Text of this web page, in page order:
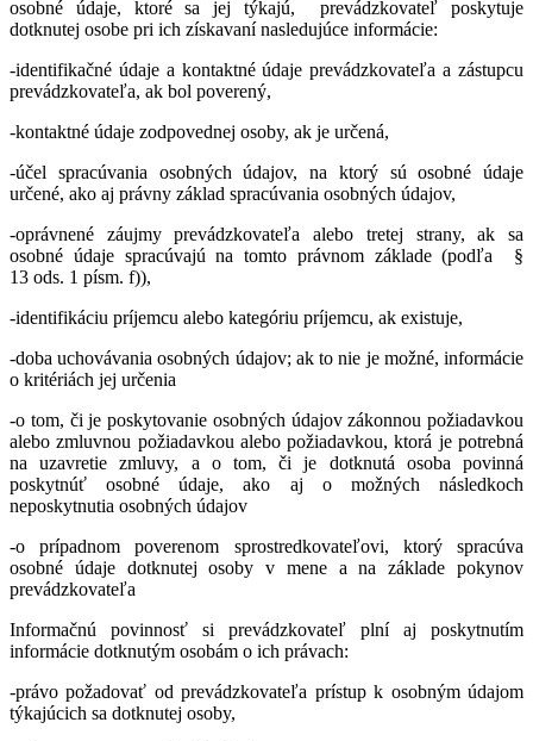
osobné údaje, ktoré sa jej týkajú, prevádzkovateľ poskytuje
dotknutej osobe pri ich získavaní nasledujúce informácie:
-identifikačné údaje a kontaktné údaje prevádzkovateľa a zástupcu
prevádzkovateľa, ak bol poverený,
-kontaktné údaje zodpovednej osoby, ak je určená,
-účel spracúvania osobných údajov, na ktorý sú osobné údaje
určené, ako aj právny základ spracúvania osobných údajov,
-oprávnené záujmy prevádzkovateľa alebo tretej strany, ak sa
osobné údaje spracúvajú na tomto právnom základe (podľa §
13 ods. 1 písm. f)),
-identifikáciu príjemcu alebo kategóriu príjemcu, ak existuje,
-doba uchovávania osobných údajov; ak to nie je možné, informácie
o kritériách jej určenia
-o tom, či je poskytovanie osobných údajov zákonnou požiadavkou
alebo zmluvnou požiadavkou alebo požiadavkou, ktorá je potrebná
na uzavretie zmluvy, a o tom, či je dotknutá osoba povinná
poskytnúť osobné údaje, ako aj o možných následkoch
neposkytnutia osobných údajov
-o prípadnom poverenom sprostredkovateľovi, ktorý spracúva
osobné údaje dotknutej osoby v mene a na základe pokynov
prevádzkovateľa
Informačnú povinnosť si prevádzkovateľ plní aj poskytnutím
informácie dotknutým osobám o ich právach:
-právo požadovať od prevádzkovateľa prístup k osobným údajom
týkajúcich sa dotknutej osoby,